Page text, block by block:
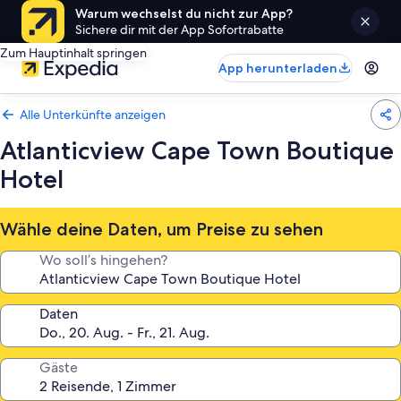
Warum wechselst du nicht zur App?
Sichere dir mit der App Sofortrabatte
Zum Hauptinhalt springen
App herunterladen
Alle Unterkünfte anzeigen
Atlanticview Cape Town Boutique
Hotel
Wähle deine Daten, um Preise zu sehen
Wo soll’s hingehen?
Daten
Gäste